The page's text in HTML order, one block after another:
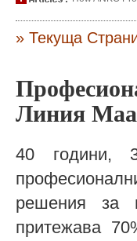
» Текуща
Линия
40 години,
решения за
притежава